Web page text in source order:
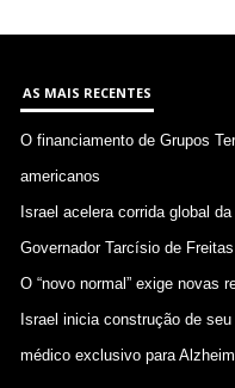
AS MAIS RECENTES
O financiamento de Grupos
americanos
Israel acelera corrida global
Governador Tarcísio de
O “novo normal” exige novas
Israel inicia construção de
médico exclusivo para